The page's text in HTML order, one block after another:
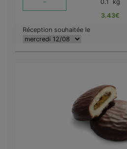
0.1 kg
3.43€
Réception souhaitée le